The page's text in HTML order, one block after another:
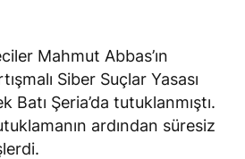
Mahmut Abbas’ın
Siber Suçlar Yasası
Şeria’da tutuklanmıştı.
ardından süresiz